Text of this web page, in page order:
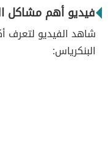
فيديو أهم مشاكل
شاهد الفيديو لتعرف
البنكرياس: